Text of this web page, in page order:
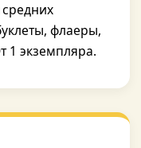
флаеры,
1 экземпляра.